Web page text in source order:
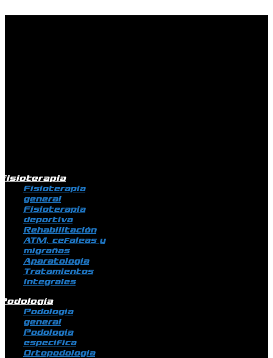
Fisioterapia
general
Fisioterapia
deportiva
Rehabilitación
ATM, cefaleas y
migrañas
Aparatología
Tratamientos
integrales
Podología
general
Podología
específica
Ortopodología